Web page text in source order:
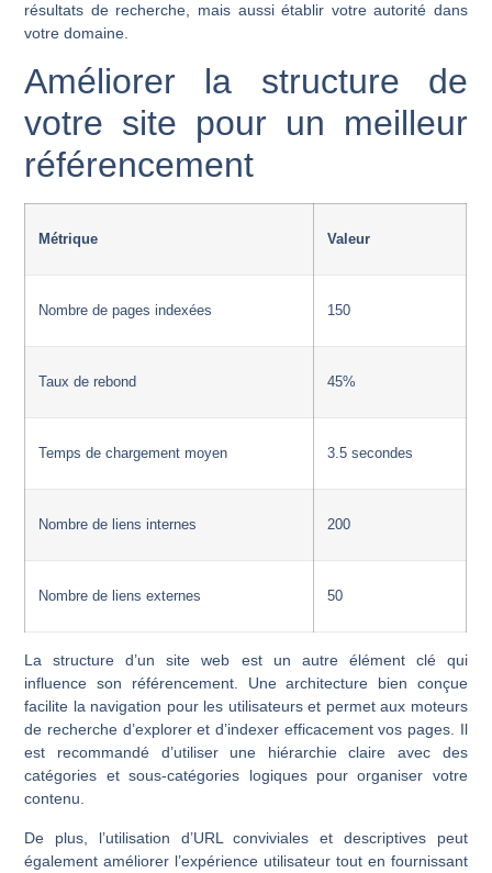
résultats de recherche, mais aussi établir votre autorité dans
votre domaine.
Améliorer la structure de
votre site pour un meilleur
référencement
Métrique Valeur
Nombre de pages indexées 150
Taux de rebond 45%
Temps de chargement moyen 3.5 secondes
Nombre de liens internes 200
Nombre de liens externes 50
La structure d’un site web est un autre élément clé qui
influence son référencement. Une architecture bien conçue
facilite la navigation pour les utilisateurs et permet aux moteurs
de recherche d’explorer et d’indexer efficacement vos pages. Il
est recommandé d’utiliser une hiérarchie claire avec des
catégories et sous-catégories logiques pour organiser votre
contenu.
De plus, l’utilisation d’URL conviviales et descriptives peut
également améliorer l’expérience utilisateur tout en fournissant